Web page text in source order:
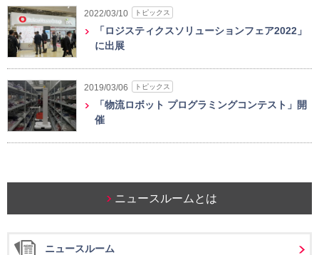
2022/03/10 トピックス
「ロジスティクスソリューションフェア2022」
に出展
2019/03/06 トピックス
「物流ロボット プログラミングコンテスト」開
催
ニュースルームとは
ニュースルーム